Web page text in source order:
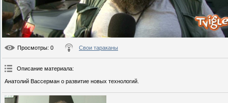
Просмотры: 0 Свои тараканы
Описание материала:
Анатолий Вассерман о развитие новых технологий.